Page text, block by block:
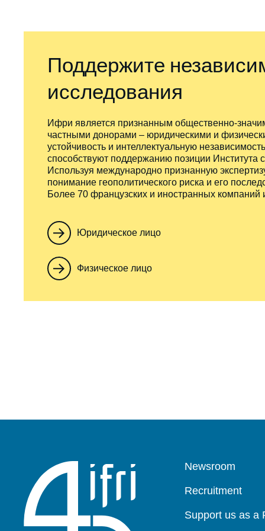
Поддержите
исследования
Ифри является признанным общественно-
частными донорами – юридическими и
устойчивость и интеллектуальную
способствуют поддержанию позиции Института
Используя международно признанную
понимание геополитического риска и его
Более 70 французских и иностранных
Юридическое лицо
Физическое лицо
Pied
Newsroom
Recruitment
Support us as a